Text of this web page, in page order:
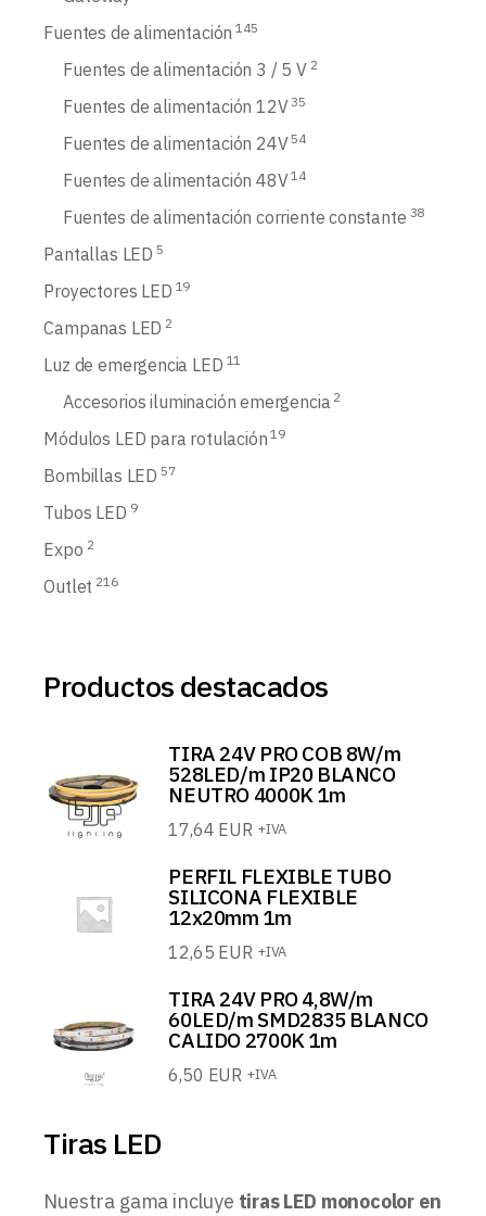
Fuentes de alimentación 145
Fuentes de alimentación 3 / 5 V 2
Fuentes de alimentación 12V 35
Fuentes de alimentación 24V 54
Fuentes de alimentación 48V 14
Fuentes de alimentación corriente constante 38
Pantallas LED 5
Proyectores LED 19
Campanas LED 2
Luz de emergencia LED 11
Accesorios iluminación emergencia 2
Módulos LED para rotulación 19
Bombillas LED 57
Tubos LED 9
Expo 2
Outlet 216
Productos destacados
TIRA 24V PRO COB 8W/m
528LED/m IP20 BLANCO
NEUTRO 4000K 1m
17,64 EUR +IVA
PERFIL FLEXIBLE TUBO
SILICONA FLEXIBLE
12x20mm 1m
12,65 EUR +IVA
TIRA 24V PRO 4,8W/m
60LED/m SMD2835 BLANCO
CALIDO 2700K 1m
6,50 EUR +IVA
Tiras LED
Nuestra gama incluye tiras LED monocolor en